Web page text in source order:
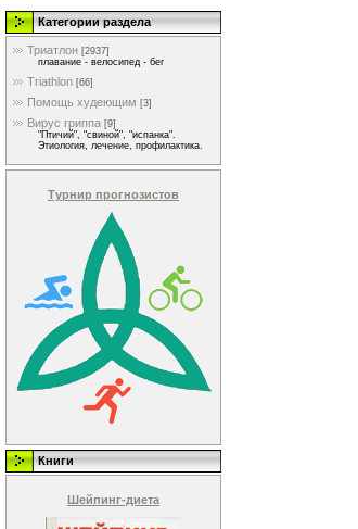
Категории раздела
Триатлон [2937]
плавание - велосипед - бег
Triathlon [66]
Помощь худеющим [3]
Вирус гриппа [9]
"Птичий", "свиной", "испанка".
Этиология, лечение, профилактика.
Турнир прогнозистов
Книги
Шейпинг-диета